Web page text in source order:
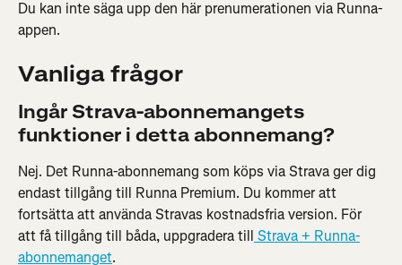
Du kan inte säga upp den här prenumerationen via Runna-
appen.
Vanliga frågor
Ingår Strava-abonnemangets
funktioner i detta abonnemang?
Nej. Det Runna-abonnemang som köps via Strava ger dig
endast tillgång till Runna Premium. Du kommer att
fortsätta att använda Stravas kostnadsfria version. För
att få tillgång till båda, uppgradera till Strava + Runna-
abonnemanget.